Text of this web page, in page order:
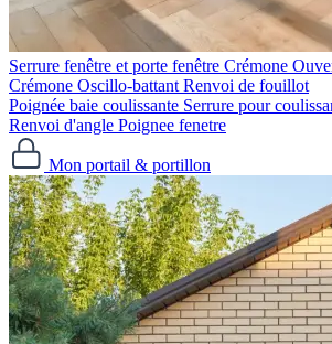
Serrure fenêtre et porte fenêtre Crémone
Crémone Oscillo-battant Renvoi de fouillot
Poignée baie coulissante Serrure pour
Renvoi d'angle Poignee fenetre
Mon portail & portillon